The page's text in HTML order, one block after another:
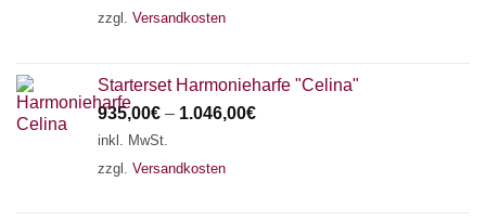
zzgl. Versandkosten
Starterset Harmonieharfe "Celina"
935,00€ – 1.046,00€
inkl. MwSt.
zzgl. Versandkosten